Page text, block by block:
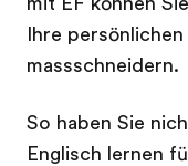
Ihre
massschneidern.
So haben Sie
Englisch lernen